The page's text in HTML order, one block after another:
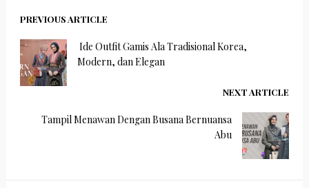
PREVIOUS ARTICLE
Ide Outfit Gamis Ala Tradisional Korea,
Modern, dan Elegan
NEXT ARTICLE
Tampil Menawan Dengan Busana Bernuansa
Abu